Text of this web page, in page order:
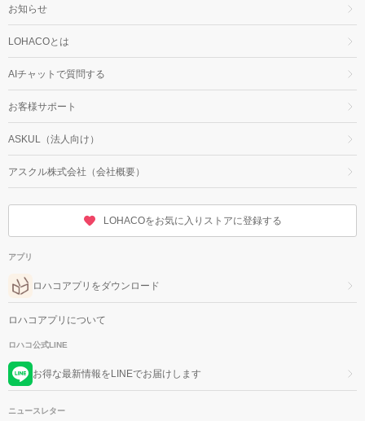
お知らせ
LOHACOとは
AIチャットで質問する
お客様サポート
ASKUL（法人向け）
アスクル株式会社（会社概要）
LOHACOをお気に入りストアに登録する
アプリ
ロハコアプリをダウンロード
ロハコアプリについて
ロハコ公式LINE
お得な最新情報をLINEでお届けします
ニュースレター